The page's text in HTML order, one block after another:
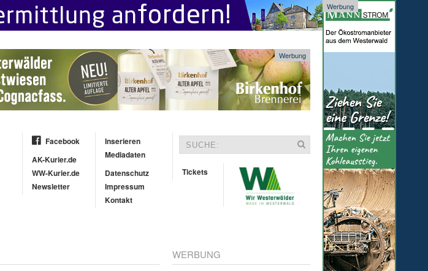
Werbung
Werbung
Facebook
AK-Kurier.de
WW-Kurier.de
Newsletter
Inserieren
Mediadaten
Datenschutz
Impressum
Kontakt
Tickets
WERBUNG